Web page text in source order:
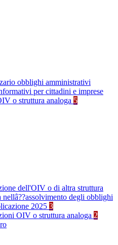
obblighi amministrativi
per cittadini e imprese
o struttura analoga 5
dell'OIV o di altra struttura
nellâ??assolvimento degli obblighi
2025 3
OIV o struttura analoga 2